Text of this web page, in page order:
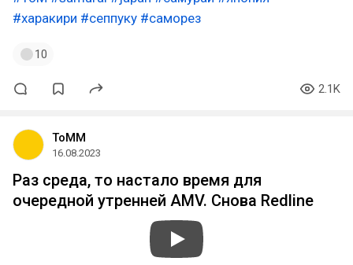
#харакири #сеппуку #саморез
10
2.1K
ToMM
16.08.2023
Раз среда, то настало время для
очередной утренней AMV. Снова Redline